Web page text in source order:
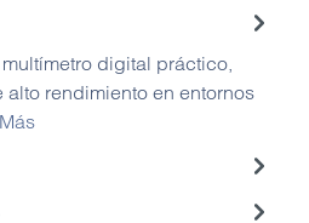
digital práctico,
rendimiento en entornos
Más